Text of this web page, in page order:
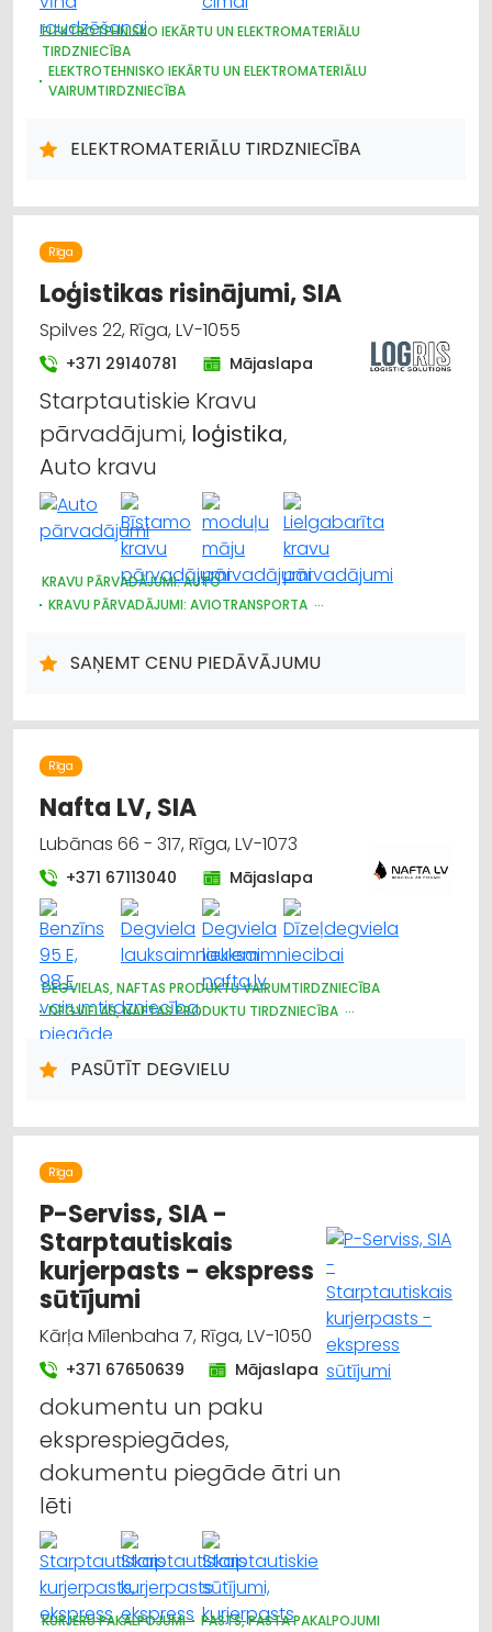
ELEKTROTEHNISKO IEKĀRTU UN ELEKTROMATERIĀLU
TIRDZNIECĪBA
ELEKTROTEHNISKO IEKĀRTU UN ELEKTROMATERIĀLU
VAIRUMTIRDZNIECĪBA
APGAISMES TEHNIKAS VAIRUMTIRDZNIECĪBA
ELEKTRONISKĀS IERĪCES, KOMPONENTES
INSTRUMENTU UN DARBARĪKU TIRDZNIECĪBA
ELEKTROMONTĀŽA, ELEKTROINSTALĀCIJA
CELTNIECĪBAS UN REMONTA DARBI
DIZAINS UN INTERJERS; PRIEKŠMETI UN PAKALPOJUMI
SADZĪVES TEHNIKAS TIRDZNIECĪBA
SAIMNIECĪBAS PREČU TIRDZNIECĪBA
ELEKTROMATERIĀLU TIRDZNIECĪBA
Rīga
Loģistikas risinājumi, SIA
Spilves 22, Rīga, LV-1055
+371 29140781 Mājaslapa
Starptautiskie Kravu
pārvadājumi, loģistika,
Auto kravu
KRAVU PĀRVADĀJUMI: AUTO
KRAVU PĀRVADĀJUMI: AVIOTRANSPORTA
NOLIKTAVU PAKALPOJUMI
SAŅEMT CENU PIEDĀVĀJUMU
Rīga
Nafta LV, SIA
Lubānas 66 - 317, Rīga, LV-1073
+371 67113040 Mājaslapa
DEGVIELAS, NAFTAS PRODUKTU VAIRUMTIRDZNIECĪBA
DEGVIELAS, NAFTAS PRODUKTU TIRDZNIECĪBA
DEGVIELAS, NAFTAS PRODUKTU UZGLABĀŠANA UN
KURINĀMAIS
PASŪTĪT DEGVIELU
Rīga
P-Serviss, SIA -
Starptautiskais
kurjerpasts - ekspress
sūtījumi
Kārļa Mīlenbaha 7, Rīga, LV-1050
+371 67650639 Mājaslapa
dokumentu un paku
eksprespiegādes,
dokumentu piegāde ātri un
lēti
KURJERU PAKALPOJUMI PASTS, PASTA PAKALPOJUMI